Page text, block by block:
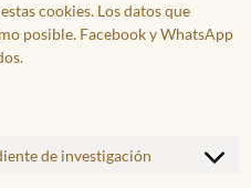
cookies. Los datos que
posible. Facebook y WhatsApp
de investigación